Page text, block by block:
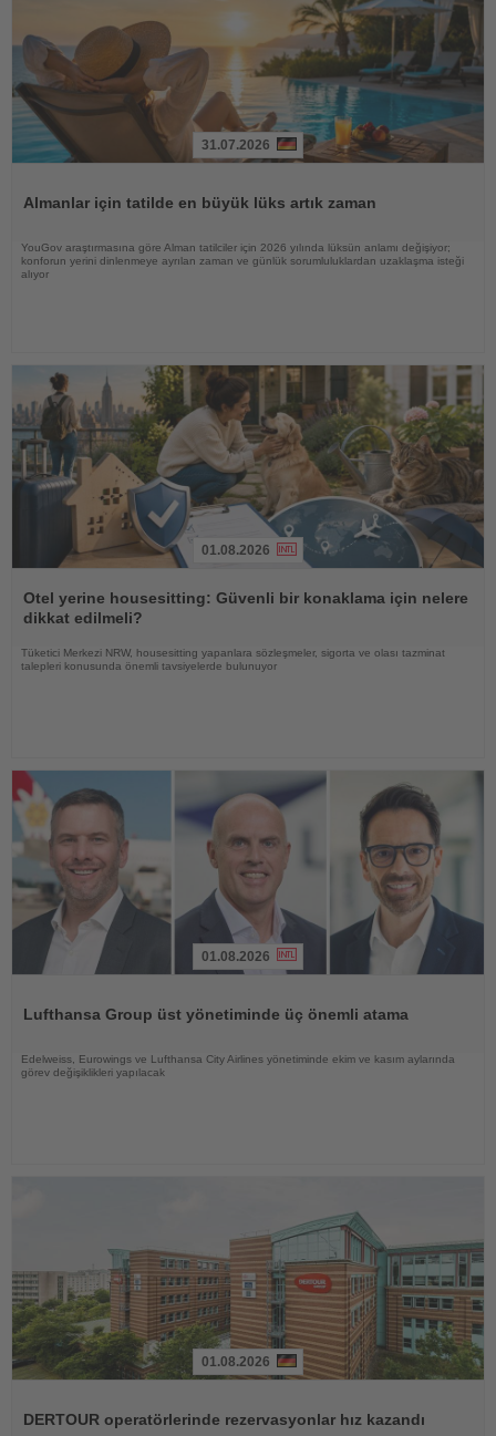
31.07.2026
Almanlar için tatilde en büyük lüks artık zaman
YouGov araştırmasına göre Alman tatilciler için 2026 yılında lüksün anlamı değişiyor;
konforun yerini dinlenmeye ayrılan zaman ve günlük sorumluluklardan uzaklaşma isteği
alıyor
Oku
01.08.2026
Otel yerine housesitting: Güvenli bir konaklama için nelere
dikkat edilmeli?
Tüketici Merkezi NRW, housesitting yapanlara sözleşmeler, sigorta ve olası tazminat
talepleri konusunda önemli tavsiyelerde bulunuyor
01.08.2026
Lufthansa Group üst yönetiminde üç önemli atama
Edelweiss, Eurowings ve Lufthansa City Airlines yönetiminde ekim ve kasım aylarında
görev değişiklikleri yapılacak
01.08.2026
DERTOUR operatörlerinde rezervasyonlar hız kazandı